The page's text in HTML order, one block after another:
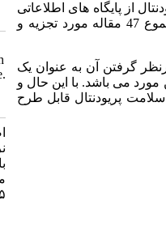
از پایگاه های اطلاعاتی
از سال 2000 تا 2015 استفاده شد و در مجموع 47 مقاله مورد تجزیه و
گرفتن آن به عنوان یک
می باشد. با این حال و
پریودنتال قابل طرح